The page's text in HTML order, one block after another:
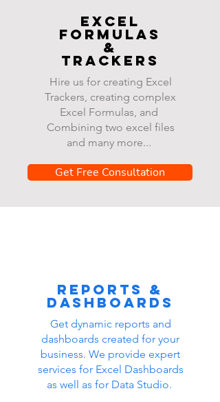
Excel
FOrmulas
&
Trackers
Hire us for creating Excel
Trackers, creating complex
Excel Formulas, and
Combining two excel files
and many more...
Get Free Consultation
Reports &
dashboards
Get dynamic reports and
dashboards created for your
business. We provide expert
services for Excel Dashboards
as well as for Data Studio.